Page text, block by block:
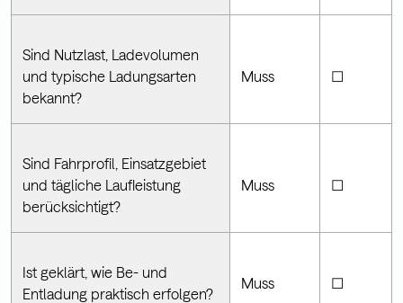
Sind Nutzlast, Ladevolumen
und typische Ladungsarten
bekannt?
Muss ☐
Sind Fahrprofil, Einsatzgebiet
und tägliche Laufleistung
berücksichtigt?
Muss ☐
Ist geklärt, wie Be- und
Entladung praktisch erfolgen?
Muss ☐